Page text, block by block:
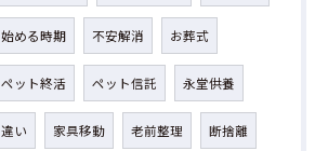
始める時期 不安解消 お葬式
ペット終活 ペット信託 永堂供養
違い 家具移動 老前整理 断捨離